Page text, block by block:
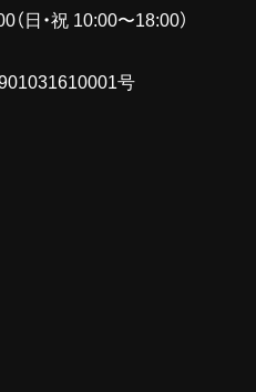
日・祝 10:00〜18:00）
号